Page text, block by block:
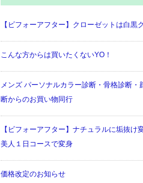
【ビフォーアフター】クローゼットは白黒
こんな方からは買いたくないYO！
メンズ パーソナルカラー診断・骨格診断・
断からのお買い物同行
【ビフォーアフター】ナチュラルに垢抜け
美人１日コースで変身
価格改定のお知らせ